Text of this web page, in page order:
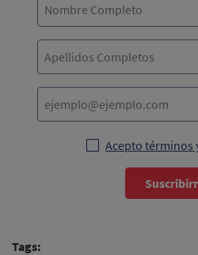
Acepto términos
Tags: